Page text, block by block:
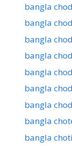
bangla
bangla
bangla
bangla
bangla
bangla
bangla
bangla
bangla choti